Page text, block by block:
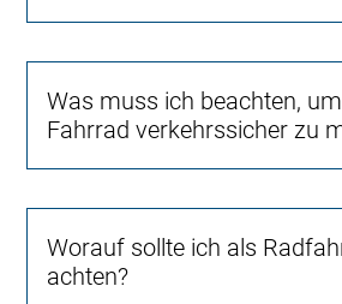
Was muss ich beachten,
Fahrrad verkehrssicher zu
Worauf sollte ich als
achten?